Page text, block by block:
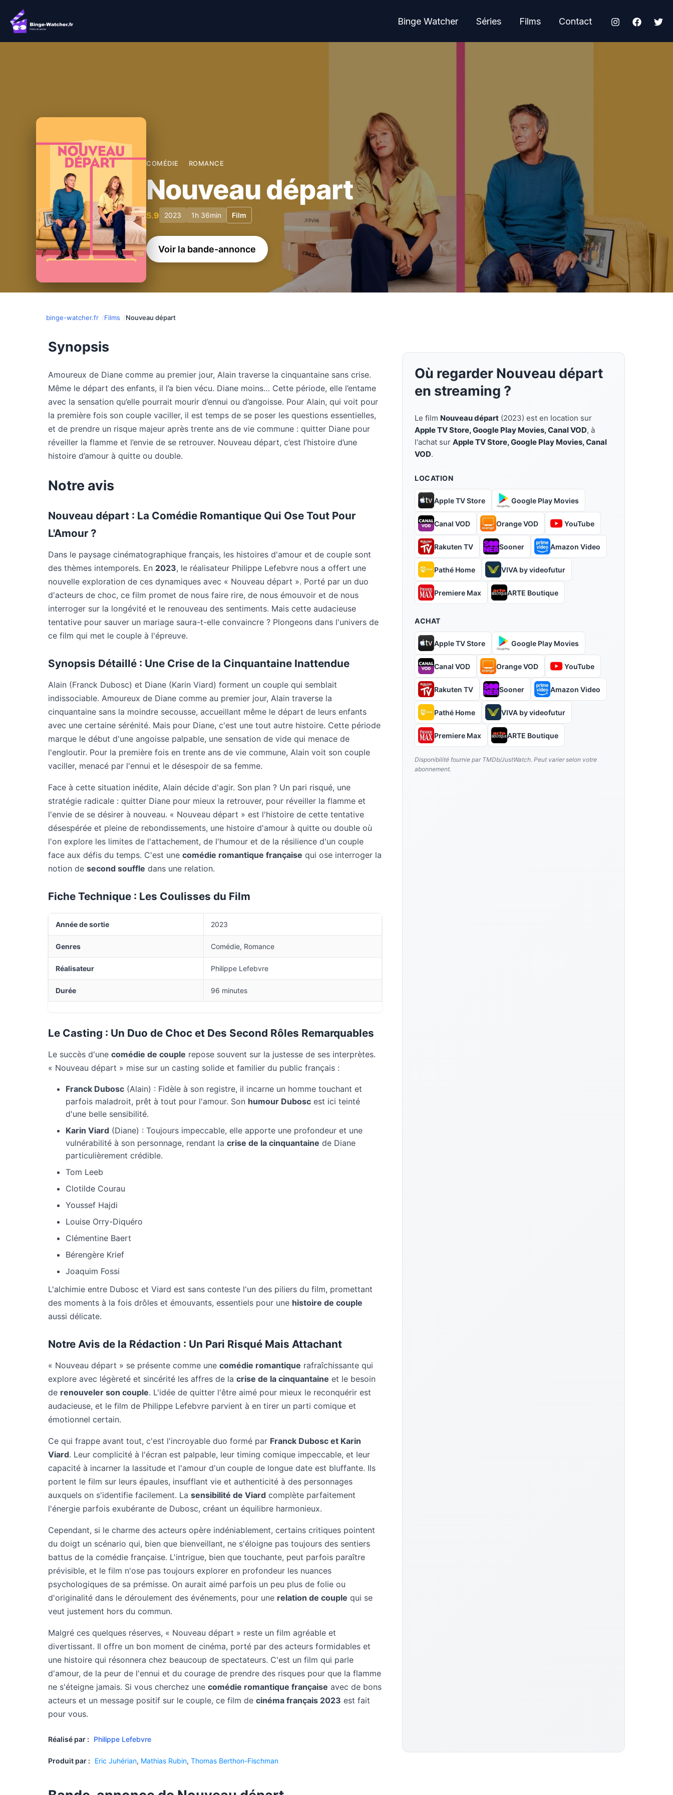
contenu
Binge Watcher Séries Films Contact
COMÉDIE ROMANCE
Nouveau départ
5.9 2023 1h 36min Film
Voir la bande-annonce
binge-watcher.fr Films Nouveau départ
Synopsis
Amoureux de Diane comme au premier jour, Alain traverse la cinquantaine sans crise.
Même le départ des enfants, il l’a bien vécu. Diane moins… Cette période, elle l’entame
avec la sensation qu’elle pourrait mourir d’ennui ou d’angoisse. Pour Alain, qui voit pour
la première fois son couple vaciller, il est temps de se poser les questions essentielles,
et de prendre un risque majeur après trente ans de vie commune : quitter Diane pour
réveiller la flamme et l’envie de se retrouver. Nouveau départ, c’est l’histoire d’une
histoire d’amour à quitte ou double.
Notre avis
Nouveau départ : La Comédie Romantique Qui Ose Tout Pour
L'Amour ?
Dans le paysage cinématographique français, les histoires d'amour et de couple sont
des thèmes intemporels. En 2023, le réalisateur Philippe Lefebvre nous a offert une
nouvelle exploration de ces dynamiques avec « Nouveau départ ». Porté par un duo
d'acteurs de choc, ce film promet de nous faire rire, de nous émouvoir et de nous
interroger sur la longévité et le renouveau des sentiments. Mais cette audacieuse
tentative pour sauver un mariage saura-t-elle convaincre ? Plongeons dans l'univers de
ce film qui met le couple à l'épreuve.
Synopsis Détaillé : Une Crise de la Cinquantaine Inattendue
Alain (Franck Dubosc) et Diane (Karin Viard) forment un couple qui semblait
indissociable. Amoureux de Diane comme au premier jour, Alain traverse la
cinquantaine sans la moindre secousse, accueillant même le départ de leurs enfants
avec une certaine sérénité. Mais pour Diane, c'est une tout autre histoire. Cette période
marque le début d'une angoisse palpable, une sensation de vide qui menace de
l'engloutir. Pour la première fois en trente ans de vie commune, Alain voit son couple
vaciller, menacé par l'ennui et le désespoir de sa femme.
Face à cette situation inédite, Alain décide d'agir. Son plan ? Un pari risqué, une
stratégie radicale : quitter Diane pour mieux la retrouver, pour réveiller la flamme et
l'envie de se désirer à nouveau. « Nouveau départ » est l'histoire de cette tentative
désespérée et pleine de rebondissements, une histoire d'amour à quitte ou double où
l'on explore les limites de l'attachement, de l'humour et de la résilience d'un couple
face aux défis du temps. C'est une comédie romantique française qui ose interroger la
notion de second souffle dans une relation.
Fiche Technique : Les Coulisses du Film
Année de sortie 2023
Genres Comédie, Romance
Réalisateur Philippe Lefebvre
Durée 96 minutes
Le Casting : Un Duo de Choc et Des Second Rôles Remarquables
Le succès d'une comédie de couple repose souvent sur la justesse de ses interprètes.
« Nouveau départ » mise sur un casting solide et familier du public français :
Franck Dubosc (Alain) : Fidèle à son registre, il incarne un homme touchant et
parfois maladroit, prêt à tout pour l'amour. Son humour Dubosc est ici teinté
d'une belle sensibilité.
Karin Viard (Diane) : Toujours impeccable, elle apporte une profondeur et une
vulnérabilité à son personnage, rendant la crise de la cinquantaine de Diane
particulièrement crédible.
Tom Leeb
Clotilde Courau
Youssef Hajdi
Louise Orry-Diquéro
Clémentine Baert
Bérengère Krief
Joaquim Fossi
L'alchimie entre Dubosc et Viard est sans conteste l'un des piliers du film, promettant
des moments à la fois drôles et émouvants, essentiels pour une histoire de couple
aussi délicate.
Notre Avis de la Rédaction : Un Pari Risqué Mais Attachant
« Nouveau départ » se présente comme une comédie romantique rafraîchissante qui
explore avec légèreté et sincérité les affres de la crise de la cinquantaine et le besoin
de renouveler son couple. L'idée de quitter l'être aimé pour mieux le reconquérir est
audacieuse, et le film de Philippe Lefebvre parvient à en tirer un parti comique et
émotionnel certain.
Ce qui frappe avant tout, c'est l'incroyable duo formé par Franck Dubosc et Karin
Viard. Leur complicité à l'écran est palpable, leur timing comique impeccable, et leur
capacité à incarner la lassitude et l'amour d'un couple de longue date est bluffante. Ils
portent le film sur leurs épaules, insufflant vie et authenticité à des personnages
auxquels on s'identifie facilement. La sensibilité de Viard complète parfaitement
l'énergie parfois exubérante de Dubosc, créant un équilibre harmonieux.
Cependant, si le charme des acteurs opère indéniablement, certains critiques pointent
du doigt un scénario qui, bien que bienveillant, ne s'éloigne pas toujours des sentiers
battus de la comédie française. L'intrigue, bien que touchante, peut parfois paraître
prévisible, et le film n'ose pas toujours explorer en profondeur les nuances
psychologiques de sa prémisse. On aurait aimé parfois un peu plus de folie ou
d'originalité dans le déroulement des événements, pour une relation de couple qui se
veut justement hors du commun.
Malgré ces quelques réserves, « Nouveau départ » reste un film agréable et
divertissant. Il offre un bon moment de cinéma, porté par des acteurs formidables et
une histoire qui résonnera chez beaucoup de spectateurs. C'est un film qui parle
d'amour, de la peur de l'ennui et du courage de prendre des risques pour que la flamme
ne s'éteigne jamais. Si vous cherchez une comédie romantique française avec de bons
acteurs et un message positif sur le couple, ce film de cinéma français 2023 est fait
pour vous.
Réalisé par : Philippe Lefebvre
Produit par : Eric Juhérian, Mathias Rubin, Thomas Berthon-Fischman
Où regarder Nouveau départ
en streaming ?
Le film Nouveau départ (2023) est en location sur
Apple TV Store, Google Play Movies, Canal VOD, à
l'achat surApple TV Store, Google Play Movies, Canal
VOD.
LOCATION
Apple TV Store Google Play Movies
Canal VOD Orange VOD YouTube
Rakuten TV Sooner Amazon Video
Pathé Home VIVA by videofutur
Premiere Max ARTE Boutique
ACHAT
Apple TV Store Google Play Movies
Canal VOD Orange VOD YouTube
Rakuten TV Sooner Amazon Video
Pathé Home VIVA by videofutur
Premiere Max ARTE Boutique
Disponibilité fournie par TMDb/JustWatch. Peut varier selon votre
abonnement.